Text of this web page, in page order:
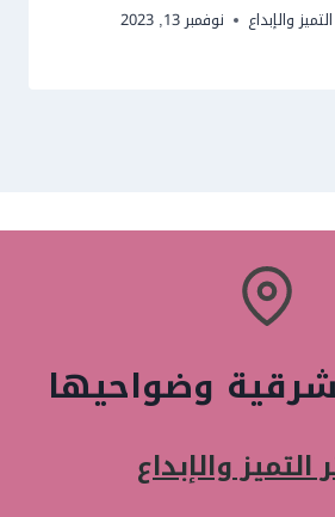
والإبداع نوفمبر 13, 2023
وضواحيها
والإبداع